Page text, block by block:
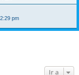
pm
Ir a